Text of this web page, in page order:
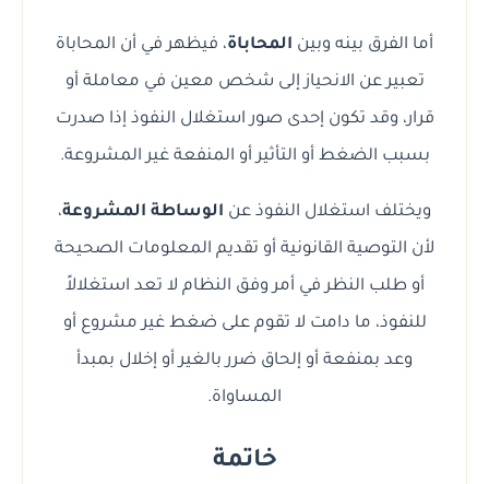
أما الفرق بينه وبين المحاباة، فيظهر في أن المحاباة
تعبير عن الانحياز إلى شخص معين في معاملة أو
قرار، وقد تكون إحدى صور استغلال النفوذ إذا صدرت
بسبب الضغط أو التأثير أو المنفعة غير المشروعة.
ويختلف استغلال النفوذ عن الوساطة المشروعة،
لأن التوصية القانونية أو تقديم المعلومات الصحيحة
أو طلب النظر في أمر وفق النظام لا تعد استغلالاً
للنفوذ، ما دامت لا تقوم على ضغط غير مشروع أو
وعد بمنفعة أو إلحاق ضرر بالغير أو إخلال بمبدأ
المساواة.
خاتمة